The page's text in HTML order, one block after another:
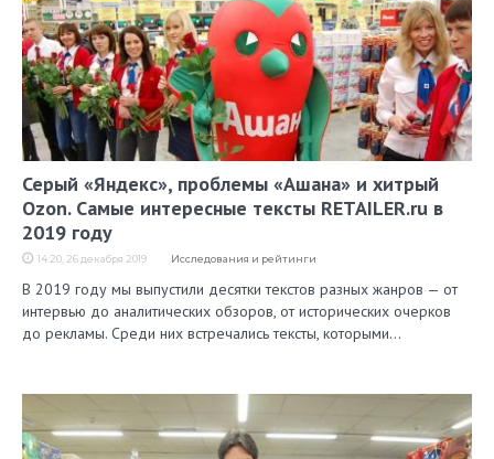
Серый «Яндекс», проблемы «Ашана» и хитрый
Ozon. Самые интересные тексты RETAILER.ru в
2019 году
14:20, 26 декабря 2019 Исследования и рейтинги
В 2019 году мы выпустили десятки текстов разных жанров — от
интервью до аналитических обзоров, от исторических очерков
до рекламы. Среди них встречались тексты, которыми…